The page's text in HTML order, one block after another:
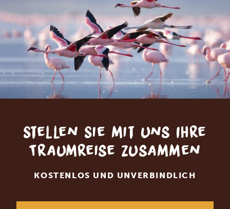
Stellen Sie mit uns Ihre
Traumreise zusammen
KOSTENLOS UND UNVERBINDLICH